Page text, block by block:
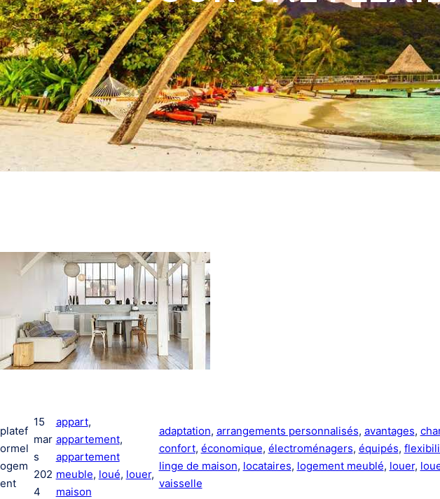
platef
ormel
ogem
ent
15
mar
s
202
4
appart
appartement
appartement
meuble, loué, louer
maison
adaptation, arrangements personnalisés, avantages,
confort, économique, électroménagers, équipés,
linge de maison, locataires, logement meublé, louer,
vaisselle